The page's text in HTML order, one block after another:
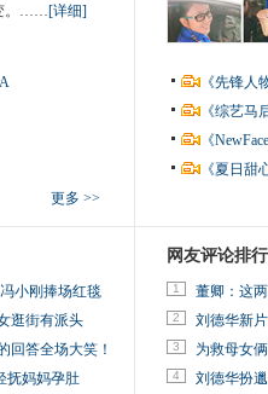
。……[详细]
更多 >>
《先锋
《综艺
《
《夏日
小刚捧场红毯
逛街有派头
回答全场大笑！
抚妈妈孕肚
网友评论排行
1 董卿：这
2 刘德华新
3 为救母女
4 刘德华扮